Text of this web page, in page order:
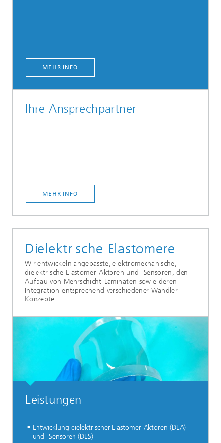
MEHR INFO
Ihre Ansprechpartner
MEHR INFO
Dielektrische Elastomere
Wir entwickeln angepasste, elektromechanische,
dielektrische Elastomer-Aktoren und -Sensoren, den
Aufbau von Mehrschicht-Laminaten sowie deren
Integration entsprechend verschiedener Wandler-
Konzepte.
Leistungen
Entwicklung dielektrischer Elastomer-Aktoren (DEA)
und -Sensoren (DES)